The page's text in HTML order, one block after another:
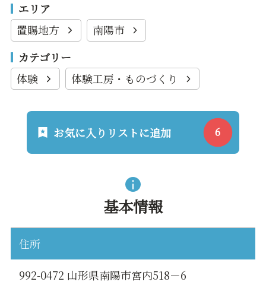
エリア
置賜地方
南陽市
カテゴリー
体験
体験工房・ものづくり
お気に入りリストに追加
基本情報
住所
992-0472 山形県南陽市宮内518－6